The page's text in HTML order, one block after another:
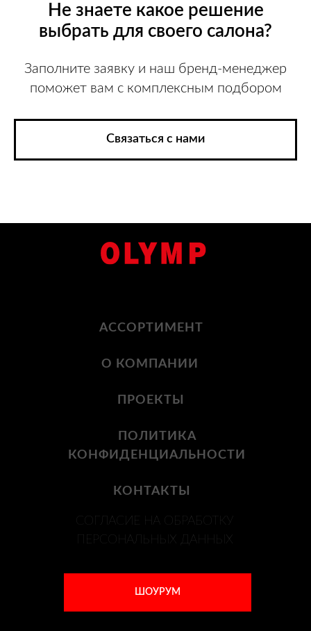
Не знаете какое решение
выбрать для своего салона?
Заполните заявку и наш бренд-менеджер
поможет вам с комплексным подбором
Связаться с нами
СОГЛАСИЕ НА ОБРАБОТКУ
ПЕРСОНАЛЬНЫХ ДАННЫХ
АССОРТИМЕНТ
ПРОЕКТЫ
ШОУРУМ
КОНТАКТЫ
О КОМПАНИИ
ПОЛИТИКА
КОНФИДЕНЦИАЛЬНОСТИ